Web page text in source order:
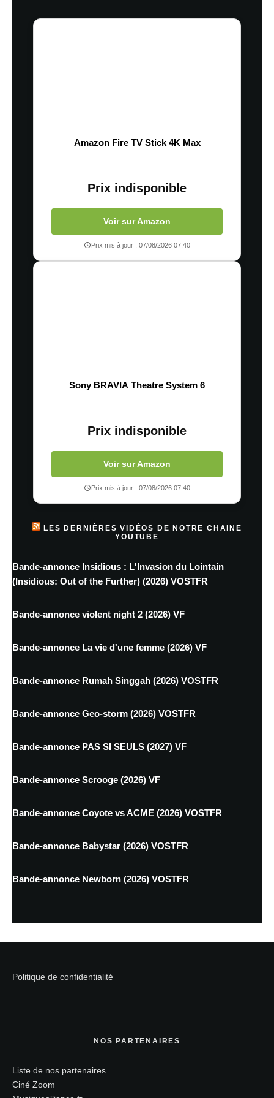
Amazon Fire TV Stick 4K Max
Prix indisponible
Voir sur Amazon
Prix mis à jour : 07/08/2026 07:40
Sony BRAVIA Theatre System 6
Prix indisponible
Voir sur Amazon
Prix mis à jour : 07/08/2026 07:40
LES DERNIÈRES VIDÉOS DE NOTRE CHAINE
YOUTUBE
Bande-annonce Insidious : L'Invasion du Lointain
(Insidious: Out of the Further) (2026) VOSTFR
Bande-annonce violent night 2 (2026) VF
Bande-annonce La vie d'une femme (2026) VF
Bande-annonce Rumah Singgah (2026) VOSTFR
Bande-annonce Geo-storm (2026) VOSTFR
Bande-annonce PAS SI SEULS (2027) VF
Bande-annonce Scrooge (2026) VF
Bande-annonce Coyote vs ACME (2026) VOSTFR
Bande-annonce Babystar (2026) VOSTFR
Bande-annonce Newborn (2026) VOSTFR
Politique de confidentialité
NOS PARTENAIRES
Liste de nos partenaires
Ciné Zoom